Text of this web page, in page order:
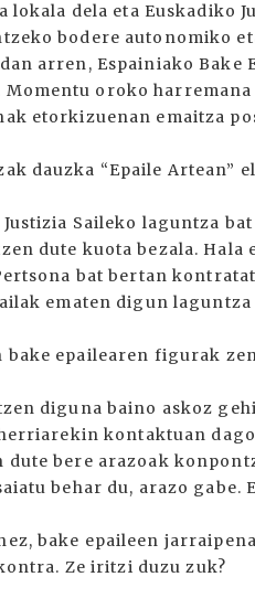
lokala dela eta Euskadiko
bodere autonomiko
arren, Espainiako
oroko
etorkizuenan emaitza
dauzka “Epaile Artean”
Saileko laguntza
dute kuota bezala.
bat bertan
ematen digun
bake epailearen figurak
diguna baino askoz
kontaktuan
dute bere arazoak
behar du, arazo gabe.
bake epaileen
Ze iritzi duzu zuk?